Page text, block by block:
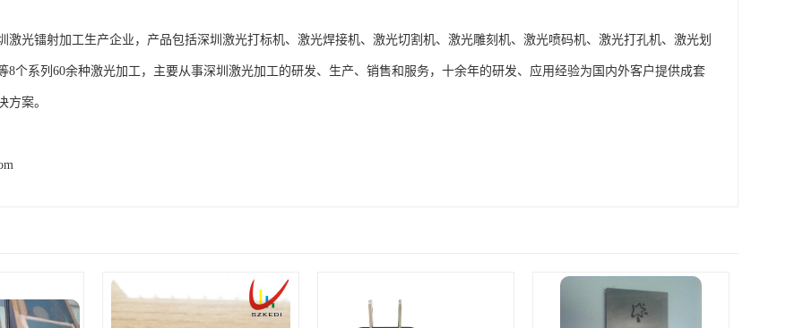
激光镭射加工生产企业，产品包括深圳激光打标机、激光焊接机、激光切割机、激光雕刻机、激光喷码机、激光打孔机、激光划
8个系列60余种激光加工，主要从事深圳激光加工的研发、生产、销售和服务，十余年的研发、应用经验为国内外客户提供成套
方案。